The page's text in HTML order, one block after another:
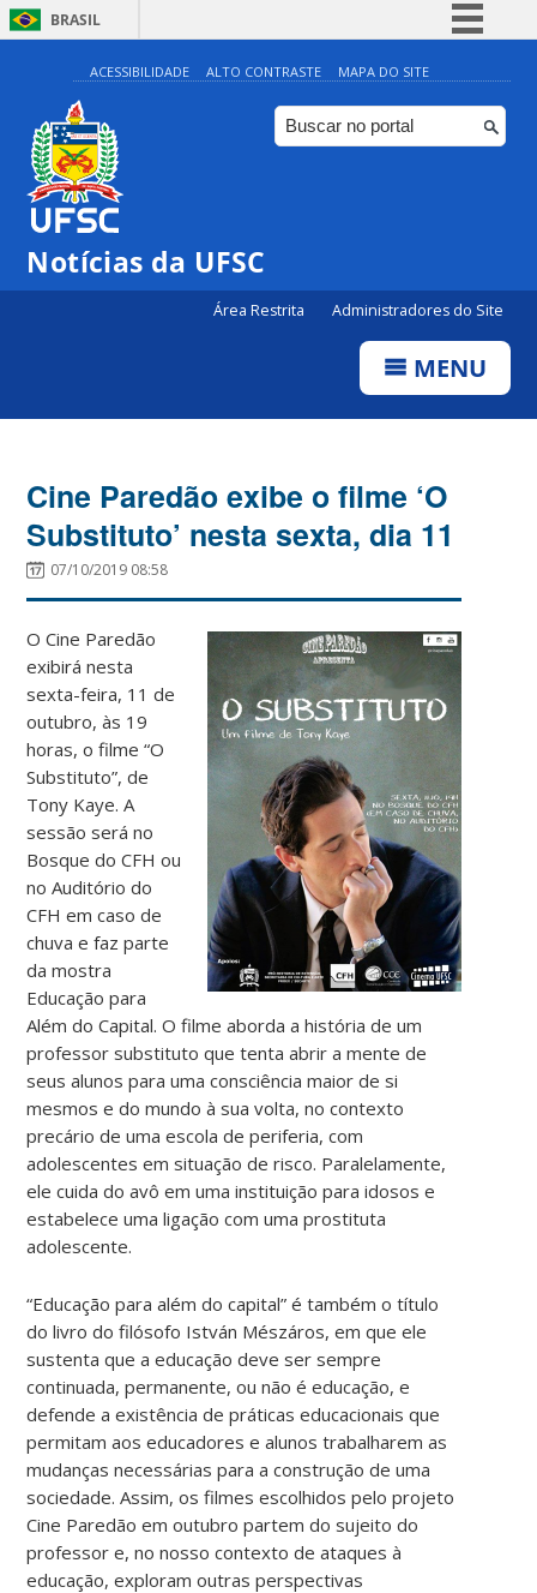
BRASIL
Simplifique!
Comunica BR
Participe
ACESSIBILIDADE ALTO CONTRASTE MAPA DO SITE
Notícias da UFSC
Área Restrita Administradores do Site
MENU
Cine Paredão exibe o filme ‘O
Substituto’ nesta sexta, dia 11
07/10/2019 08:58
O Cine Paredão
exibirá nesta
sexta-feira, 11 de
outubro, às 19
horas, o filme “O
Substituto”, de
Tony Kaye. A
sessão será no
Bosque do CFH ou
no Auditório do
CFH em caso de
chuva e faz parte
da mostra
Educação para
Além do Capital. O filme aborda a história de um
professor substituto que tenta abrir a mente de
seus alunos para uma consciência maior de si
mesmos e do mundo à sua volta, no contexto
precário de uma escola de periferia, com
adolescentes em situação de risco. Paralelamente,
ele cuida do avô em uma instituição para idosos e
estabelece uma ligação com uma prostituta
adolescente.
“Educação para além do capital” é também o título
do livro do filósofo István Mészáros, em que ele
sustenta que a educação deve ser sempre
continuada, permanente, ou não é educação, e
defende a existência de práticas educacionais que
permitam aos educadores e alunos trabalharem as
mudanças necessárias para a construção de uma
sociedade. Assim, os filmes escolhidos pelo projeto
Cine Paredão em outubro partem do sujeito do
professor e, no nosso contexto de ataques à
educação, exploram outras perspectivas